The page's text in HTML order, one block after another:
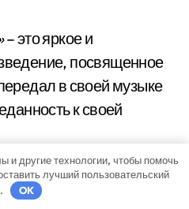
– это яркое и
посвященное
в своей музыке
к своей
– одна из
и другие технологии, чтобы помочь
лучший пользовательский
OK